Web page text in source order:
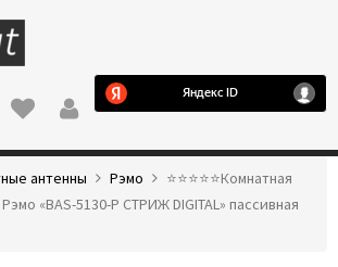
антенны Рэмо
⭐️⭐️⭐️⭐️⭐️Комнатная
«BAS-5130-P СТРИЖ DIGITAL» пассивная